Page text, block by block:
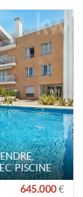
PISCINE
645.000€